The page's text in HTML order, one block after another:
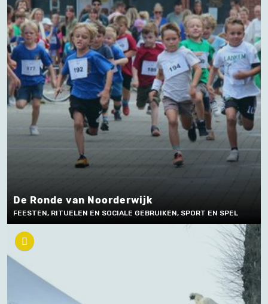
De Ronde van Noorderwijk
FEESTEN, RITUELEN EN SOCIALE GEBRUIKEN, SPORT EN SPEL